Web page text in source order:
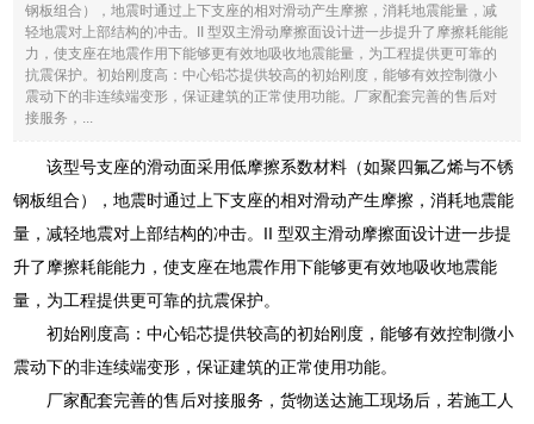
钢板组合），地震时通过上下支座的相对滑动产生摩擦，消耗地震能量，减
轻地震对上部结构的冲击。II 型双主滑动摩擦面设计进一步提升了摩擦耗能能
力，使支座在地震作用下能够更有效地吸收地震能量，为工程提供更可靠的
抗震保护。初始刚度高：中心铅芯提供较高的初始刚度，能够有效控制微小
震动下的非连续端变形，保证建筑的正常使用功能。厂家配套完善的售后对
接服务，...
该型号支座的滑动面采用低摩擦系数材料（如聚四氟乙烯与不锈
钢板组合），地震时通过上下支座的相对滑动产生摩擦，消耗地震能
量，减轻地震对上部结构的冲击。II 型双主滑动摩擦面设计进一步提
升了摩擦耗能能力，使支座在地震作用下能够更有效地吸收地震能
量，为工程提供更可靠的抗震保护。
初始刚度高：中心铅芯提供较高的初始刚度，能够有效控制微小
震动下的非连续端变形，保证建筑的正常使用功能。
厂家配套完善的售后对接服务，货物送达施工现场后，若施工人